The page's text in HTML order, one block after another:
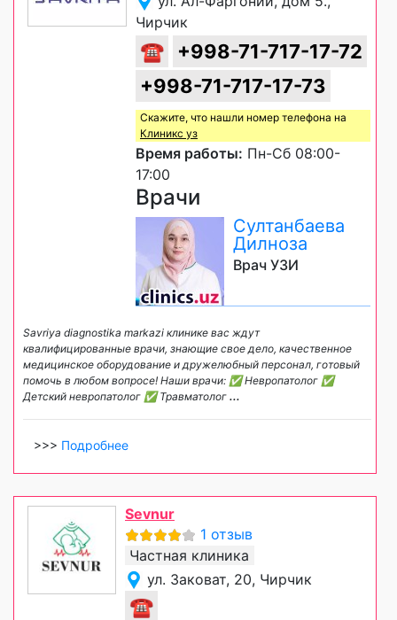
Чирчик
☎
+998-71-717-17-72
+998-71-717-17-73
Скажите, что нашли номер телефона на
Клиникс уз
Время работы: Пн-Сб 08:00-
17:00
Врачи
Султанбаева
Дилноза
Врач УЗИ
Savriya diagnostika markazi клинике вас ждут
квалифицированные врачи, знающие свое дело, качественное
медицинское оборудование и дружелюбный персонал, готовый
помочь в любом вопросе! Наши врачи: ✅ Невропатолог ✅
Детский невропатолог ✅ Травматолог ...
>>> Подробнее
Sevnur
1 отзыв
Частная клиника
ул. Заковат, 20, Чирчик
☎